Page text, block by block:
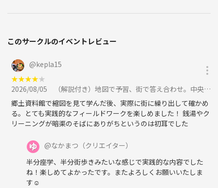
このサークルのイベントレビュー
@kepla15
★★★★★
2026/08/05
（解説付き）地図で予習、街で答え合わせ。中央区の昔と今をつなぐ歴史散歩に参加
郷土資料館で縮図を見て学んだ後、実際に街に繰り出して確かめ
る。とても実践的なフィールドワークを楽しめました！ 銭湯やク
リーニングが暗渠のそばにありがちというのは初耳でした
@なかまつ （クリエイター）
半分座学、半分街歩きみたいな感じで実践的な内容でした
ね！楽しめてよかったです。またよろしくお願いいたしま
す☺